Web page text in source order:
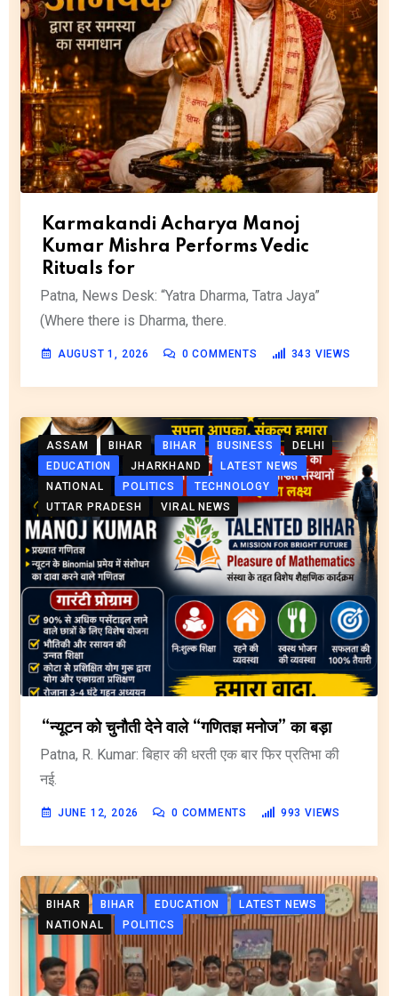
Karmakandi Acharya Manoj
Kumar Mishra Performs Vedic
Rituals for
Patna, News Desk: “Yatra Dharma, Tatra Jaya”
(Where there is Dharma, there.
AUGUST 1, 2026 0 COMMENTS 343 VIEWS
ASSAM BIHAR BIHAR BUSINESS
DELHI
EDUCATION
JHARKHAND
LATEST NEWS
NATIONAL
POLITICS
TECHNOLOGY
UTTAR PRADESH
VIRAL NEWS
“न्यूटन को चुनौती देने वाले “गणितज्ञ मनोज” का बड़ा
Patna, R. Kumar: बिहार की धरती एक बार फिर प्रतिभा की
नई.
JUNE 12, 2026 0 COMMENTS 993 VIEWS
BIHAR BIHAR EDUCATION
LATEST NEWS
NATIONAL
POLITICS